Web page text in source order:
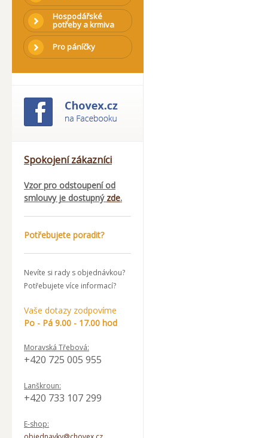
Hospodářské
potřeby a krmiva
Pro páníčky
Spokojení zákazníci
Vzor pro odstoupení od
smlouvy je dostupný zde.
Potřebujete poradit?
Nevíte si rady s objednávkou?
Potřebujete více informací?
Vaše dotazy zodpovíme
Po - Pá 9.00 - 17.00 hod
Moravská Třebová:
+420 725 005 955
Lanškroun:
+420 733 107 299
E-shop: